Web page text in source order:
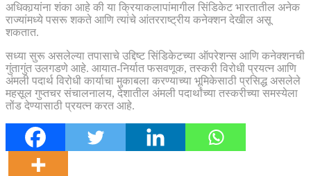
अधिकार्‍यांना शंका आहे की या क्रियाकलापांमागील सिंडिकेट भारतातील अनेक
राज्यांमध्ये पसरू शकते आणि त्यांचे आंतरराष्ट्रीय कनेक्शन देखील असू
शकतात.
सध्या सुरू असलेल्या तपासाचे उद्दिष्ट सिंडिकेटच्या ऑपरेशन्स आणि कनेक्शनची
गुंतागुंत उलगडणे आहे. आयात-निर्यात फसवणूक, तस्करी विरोधी प्रयत्न आणि
अंमली पदार्थ विरोधी कार्याचा मुकाबला करण्याच्या भूमिकेसाठी प्रसिद्ध असलेले
महसूल गुप्तचर संचालनालय, देशातील अंमली पदार्थांच्या तस्करीच्या समस्येला
तोंड देण्यासाठी प्रयत्न करत आहे.